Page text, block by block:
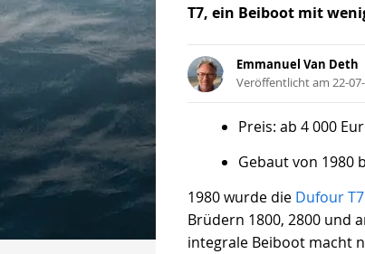
T7, ein Beiboot mit
Emmanuel Van Deth
Veröffentlicht am 22-
Preis: ab 4 000
Gebaut von 1980
1980 wurde die Dufour T7
Brüdern 1800, 2800 und
integrale Beiboot macht